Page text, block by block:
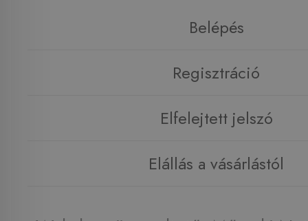
Belépés
Regisztráció
Elfelejtett jelszó
Elállás a vásárlástól